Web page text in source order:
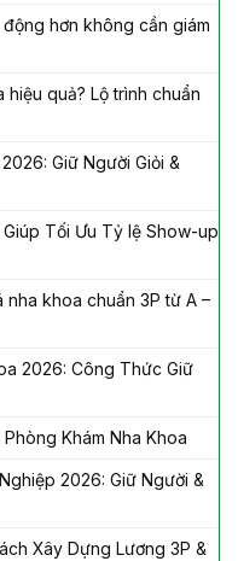
hơn không cần giám
quả? Lộ trình chuẩn
Giữ Người Giỏi &
Tối Ưu Tỷ lệ Show-up
khoa chuẩn 3P từ A –
2026: Công Thức Giữ
Khám Nha Khoa
2026: Giữ Người &
Xây Dựng Lương 3P &